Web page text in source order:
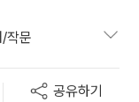
작문
공유하기